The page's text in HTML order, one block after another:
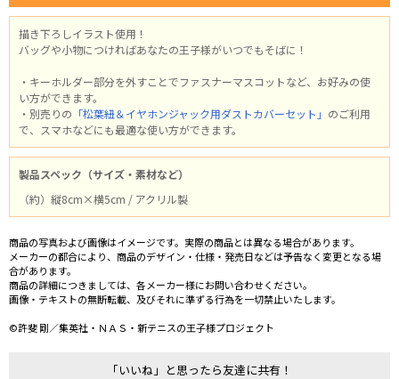
描き下ろしイラスト使用！
バッグや小物につければあなたの王子様がいつでもそばに！
・キーホルダー部分を外すことでファスナーマスコットなど、お好みの使
い方ができます。
・別売りの 「松葉紐＆イヤホンジャック用ダストカバーセット」 のご利用
で、スマホなどにも最適な使い方ができます。
製品スペック（サイズ・素材など）
（約）縦8cm×横5cm / アクリル製
商品の写真および画像はイメージです。実際の商品とは異なる場合があります。
メーカーの都合により、商品のデザイン・仕様・発売日などは予告なく変更となる場
合があります。
商品の詳細につきましては、各メーカー様にお問い合わせください。
画像・テキストの無断転載、及びそれに準ずる行為を一切禁止いたします。
©許斐 剛／集英社・ＮＡＳ・新テニスの王子様プロジェクト
「いいね」と思ったら友達に共有！